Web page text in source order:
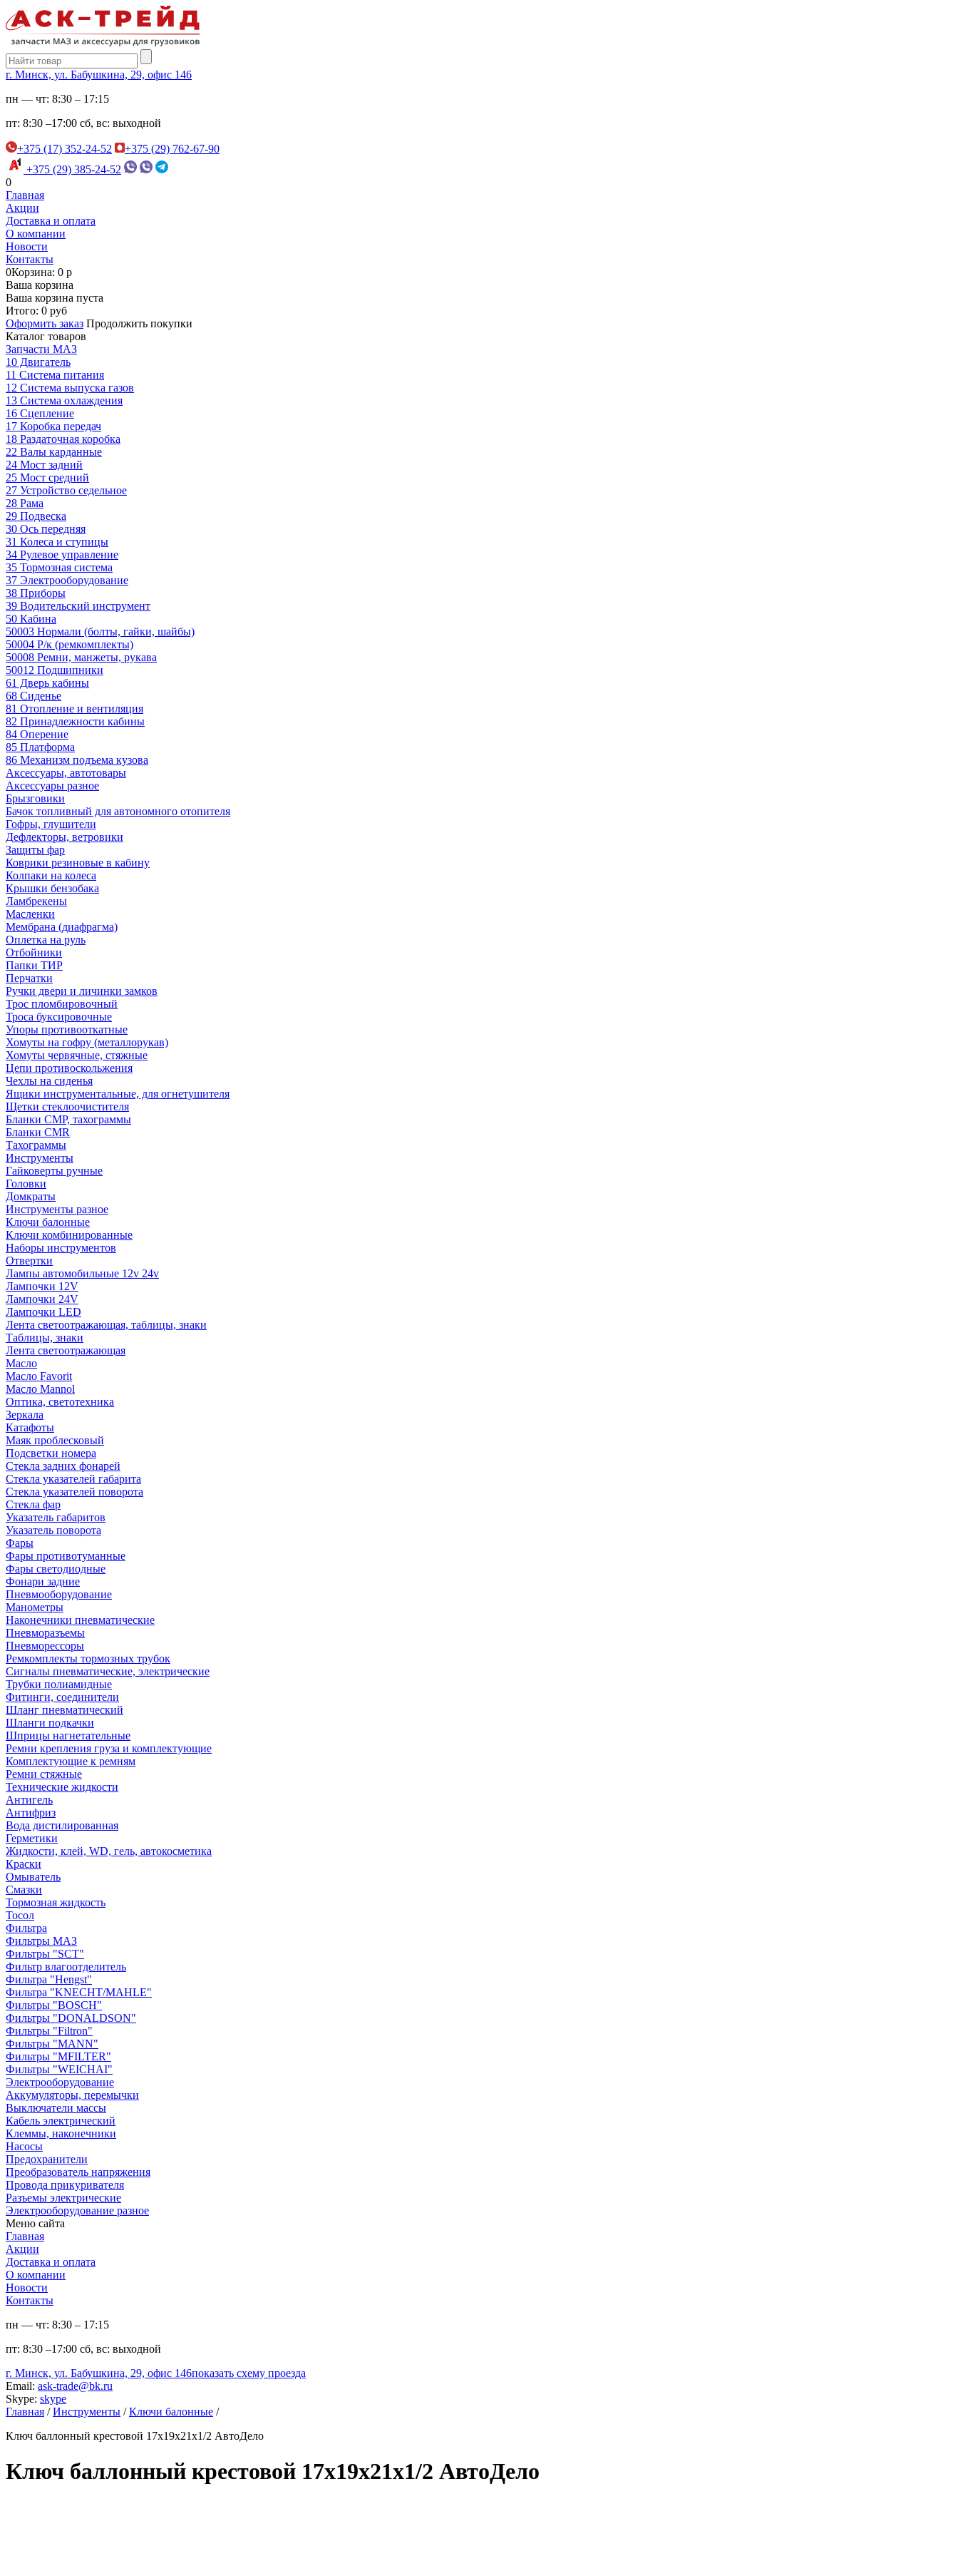
г. Минск, ул. Бабушкина, 29, офис 146
пн — чт: 8:30 – 17:15
пт: 8:30 –17:00 сб, вс: выходной
+375 (17) 352-24-52
+375 (29) 762-67-90
+375 (29) 385-24-52
0
Главная
Акции
Доставка и оплата
О компании
Новости
Контакты
0Корзина: 0 р
Ваша корзина
Ваша корзина пуста
Итого: 0 руб
Оформить заказ Продолжить покупки
Каталог товаров
Запчасти МАЗ
10 Двигатель
11 Система питания
12 Система выпуска газов
13 Система охлаждения
16 Сцепление
17 Коробка передач
18 Раздаточная коробка
22 Валы карданные
24 Мост задний
25 Мост средний
27 Устройство седельное
28 Рама
29 Подвеска
30 Ось передняя
31 Колеса и ступицы
34 Рулевое управление
35 Тормозная система
37 Электрооборудование
38 Приборы
39 Водительский инструмент
50 Кабина
50003 Нормали (болты, гайки, шайбы)
50004 Р/к (ремкомплекты)
50008 Ремни, манжеты, рукава
50012 Подшипники
61 Дверь кабины
68 Сиденье
81 Отопление и вентиляция
82 Принадлежности кабины
84 Оперение
85 Платформа
86 Механизм подъема кузова
Аксессуары, автотовары
Аксессуары разное
Брызговики
Бачок топливный для автономного отопителя
Гофры, глушители
Дефлекторы, ветровики
Защиты фар
Коврики резиновые в кабину
Колпаки на колеса
Крышки бензобака
Ламбрекены
Масленки
Мембрана (диафрагма)
Оплетка на руль
Отбойники
Папки ТИР
Перчатки
Ручки двери и личинки замков
Трос пломбировочный
Троса буксировочные
Упоры противооткатные
Хомуты на гофру (металлорукав)
Хомуты червячные, стяжные
Цепи противоскольжения
Чехлы на сиденья
Ящики инструментальные, для огнетушителя
Щетки стеклоочистителя
Бланки СМР, тахограммы
Бланки CMR
Тахограммы
Инструменты
Гайковерты ручные
Головки
Домкраты
Инструменты разное
Ключи балонные
Ключи комбинированные
Наборы инструментов
Отвертки
Лампы автомобильные 12v 24v
Лампочки 12V
Лампочки 24V
Лампочки LED
Лента светоотражающая, таблицы, знаки
Таблицы, знаки
Лента светоотражающая
Масло
Масло Favorit
Масло Mannol
Оптика, светотехника
Зеркала
Катафоты
Маяк проблесковый
Подсветки номера
Стекла задних фонарей
Стекла указателей габарита
Стекла указателей поворота
Стекла фар
Указатель габаритов
Указатель поворота
Фары
Фары противотуманные
Фары светодиодные
Фонари задние
Пневмооборудование
Манометры
Наконечники пневматические
Пневморазъемы
Пневморессоры
Ремкомплекты тормозных трубок
Сигналы пневматические, электрические
Трубки полиамидные
Фитинги, соединители
Шланг пневматический
Шланги подкачки
Шприцы нагнетательные
Ремни крепления груза и комплектующие
Комплектующие к ремням
Ремни стяжные
Технические жидкости
Антигель
Антифриз
Вода дистилированная
Герметики
Жидкости, клей, WD, гель, автокосметика
Краски
Омыватель
Смазки
Тормозная жидкость
Тосол
Фильтра
Фильтры МАЗ
Фильтры "SCT"
Фильтр влагоотделитель
Фильтра "Hengst"
Фильтра "KNECHT/MAHLE"
Фильтры "BOSCH"
Фильтры "DONALDSON"
Фильтры "Filtron"
Фильтры "MANN"
Фильтры "MFILTER"
Фильтры "WEICHAI"
Электрооборудование
Аккумуляторы, перемычки
Выключатели массы
Кабель электрический
Клеммы, наконечники
Насосы
Предохранители
Преобразователь напряжения
Провода прикуривателя
Разъемы электрические
Электрооборудование разное
Меню сайта
Главная
Акции
Доставка и оплата
О компании
Новости
Контакты
пн — чт: 8:30 – 17:15
пт: 8:30 –17:00 сб, вс: выходной
г. Минск, ул. Бабушкина, 29, офис 146показать схему проезда
Email: ask-trade@bk.ru
Skype: skype
Главная / Инструменты / Ключи балонные /
Ключ баллонный крестовой 17х19х21х1/2 АвтоДело
Ключ баллонный крестовой 17х19х21х1/2 АвтоДело